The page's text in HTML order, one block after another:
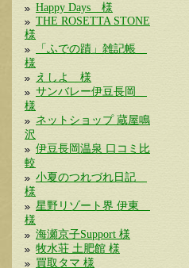
Happy Days 様
THE ROSETTA STONE
様
「ふでの蹟」雑記帳
様
えしよ 様
サンバレー伊豆長岡
様
ネットショップ 蔵屋鳴
沢
伊豆長岡温泉 口コミ比
較
小夏のつれづれ日記
様
星野リゾート界 伊東
様
海瀬京子Support 様
牧水荘 土肥館 様
買取タマ 様